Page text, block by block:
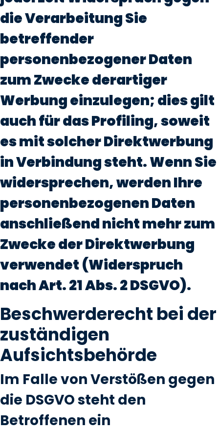
die Verarbeitung Sie
betreffender
personenbezogener Daten
zum Zwecke derartiger
Werbung einzulegen; dies gilt
auch für das Profiling, soweit
es mit solcher Direktwerbung
in Verbindung steht. Wenn Sie
widersprechen, werden Ihre
personenbezogenen Daten
anschließend nicht mehr zum
Zwecke der Direktwerbung
verwendet (Widerspruch
nach Art. 21 Abs. 2 DSGVO).
Beschwerderecht bei der
zuständigen
Aufsichtsbehörde
Im Falle von Verstößen gegen
die DSGVO steht den
Betroffenen ein